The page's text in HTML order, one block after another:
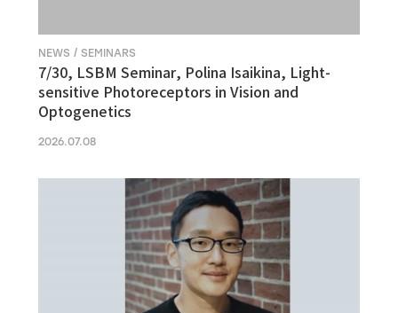
NEWS / SEMINARS
7/30, LSBM Seminar, Polina Isaikina, Light-
sensitive Photoreceptors in Vision and
Optogenetics
2026.07.08